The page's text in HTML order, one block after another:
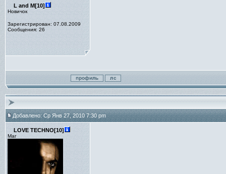
L and M[10]
Новичок
Зарегистрирован: 07.08.2009
Сообщения: 26
Добавлено: Ср Янв 27, 2010 7:30 pm
LOVE TECHNO[10]
Маг